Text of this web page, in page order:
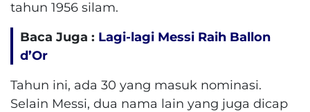
tahun 1956 silam.
Baca Juga : Lagi-lagi Messi Raih Ballon
d’Or
Tahun ini, ada 30 yang masuk nominasi.
Selain Messi, dua nama lain yang juga dicap